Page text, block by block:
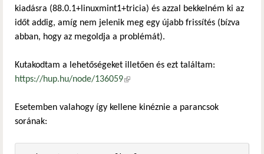
kiadásra (88.0.1+linuxmint1+tricia) és azzal bekkelném ki az
időt addig, amíg nem jelenik meg egy újabb frissítés (bízva
abban, hogy az megoldja a problémát).
Kutakodtam a lehetőségeket illetően és ezt találtam:
https://hup.hu/node/136059(külső hivatkozás)
Esetemben valahogy így kellene kinéznie a parancsok
sorának: